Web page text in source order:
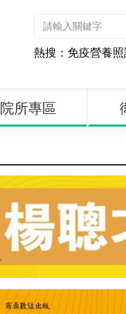
熱搜： 免疫營養
院所專區